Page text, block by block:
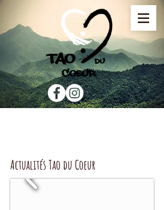
Actualités Tao du Coeur